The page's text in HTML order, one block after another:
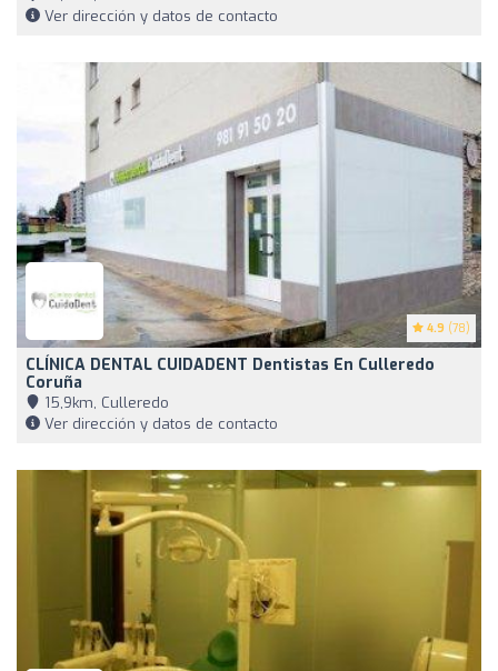
Ver dirección y datos de contacto
4.9 (78)
CLÍNICA DENTAL CUIDADENT Dentistas En Culleredo
Coruña
15,9km, Culleredo
Ver dirección y datos de contacto